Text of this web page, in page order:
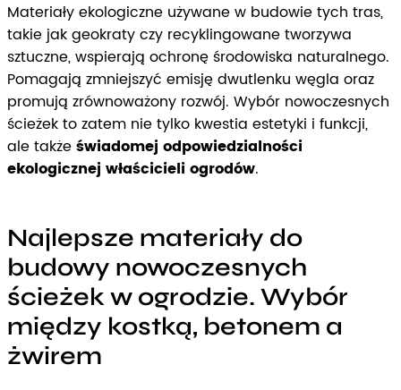
Materiały ekologiczne używane w budowie tych tras,
takie jak geokraty czy recyklingowane tworzywa
sztuczne, wspierają ochronę środowiska naturalnego.
Pomagają zmniejszyć emisję dwutlenku węgla oraz
promują zrównoważony rozwój. Wybór nowoczesnych
ścieżek to zatem nie tylko kwestia estetyki i funkcji,
ale takżeświadomej odpowiedzialności
ekologicznej właścicieli ogrodów.
Najlepsze materiały do
budowy nowoczesnych
ścieżek w ogrodzie. Wybór
między kostką, betonem a
żwirem